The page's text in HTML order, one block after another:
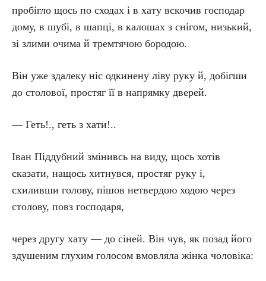
пробігло щось по сходах і в хату вскочив господар
дому, в шубі, в шапці, в калошах з снігом, низький,
зі злими очима й тремтячою бородою.
Він уже здалеку ніс одкинену ліву руку й, добігши
до столової, простяг її в напрямку дверей.
— Геть!., геть з хати!..
Іван Піддубний змінивсь на виду, щось хотів
сказати, нащось хитнувся, простяг руку і,
схиливши голову, пішов нетвердою ходою через
столову, повз господаря,
через другу хату — до сіней. Він чув, як позад його
здушеним глухим голосом вмовляла жінка чоловіка: